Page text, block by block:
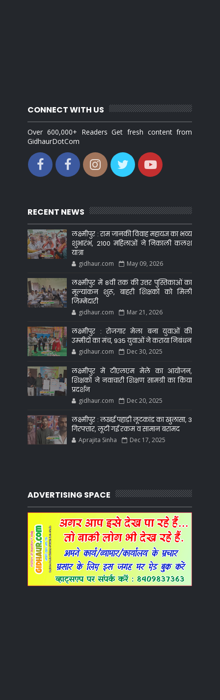
CONNECT WITH US
Over 600,000+ Readers Get fresh content from
GidhaurDotCom
RECENT NEWS
लक्ष्मीपुर : राम जानकी विवाह महायज्ञ का भव्य
शुभारंभ, 2100 महिलाओं ने निकाली कलश
यात्रा
gidhaur.com May 09, 2026
लक्ष्मीपुर में 8वीं तक की उत्तर पुस्तिकाओं का
मूल्यांकन शुरू, बाहरी शिक्षकों को मिली
जिम्मेदारी
gidhaur.com Mar 21, 2026
लक्ष्मीपुर : रोजगार मेला बना युवाओं की
उम्मीदों का मंच, 935 युवाओं ने कराया निबंधन
gidhaur.com Dec 30, 2025
लक्ष्मीपुर में टीएलएम मेले का आयोजन,
शिक्षकों ने नवाचारी शिक्षण सामग्री का किया
प्रदर्शन
gidhaur.com Dec 20, 2025
लक्ष्मीपुर : लखई पहाड़ी लूटकांड का खुलासा, 3
गिरफ्तार, लूटी गई रकम व सामान बरामद
Aprajita Sinha Dec 17, 2025
ADVERTISING SPACE